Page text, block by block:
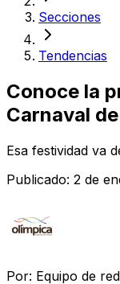
Secciones
Tendencias
Conoce la
Carnaval
Esa festividad va
Publicado: 2 de
Por: Equipo de